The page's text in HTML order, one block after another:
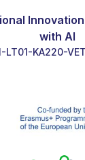
with AI
LT01-KA220-